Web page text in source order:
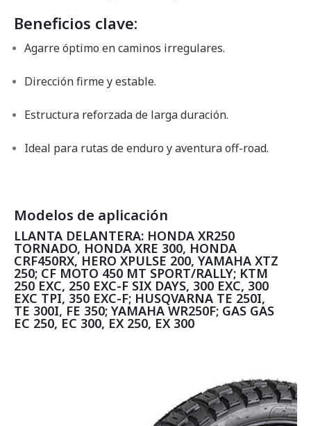
Beneficios clave:
Agarre óptimo en caminos irregulares.
Dirección firme y estable.
Estructura reforzada de larga duración.
Ideal para rutas de enduro y aventura off-road.
Modelos de aplicación
LLANTA DELANTERA: HONDA XR250
TORNADO, HONDA XRE 300, HONDA
CRF450RX, HERO XPULSE 200, YAMAHA XTZ
250; CF MOTO 450 MT SPORT/RALLY; KTM
250 EXC, 250 EXC-F SIX DAYS, 300 EXC, 300
EXC TPI, 350 EXC-F; HUSQVARNA TE 250I,
TE 300I, FE 350; YAMAHA WR250F; GAS GAS
EC 250, EC 300, EX 250, EX 300